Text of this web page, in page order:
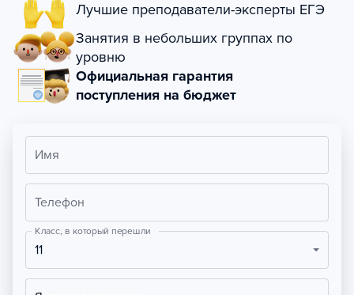
Лучшие преподаватели-эксперты ЕГЭ
Занятия в небольших группах по
уровню
Официальная гарантия
поступления на бюджет
Имя
Телефон
Класс, в который перешли
11